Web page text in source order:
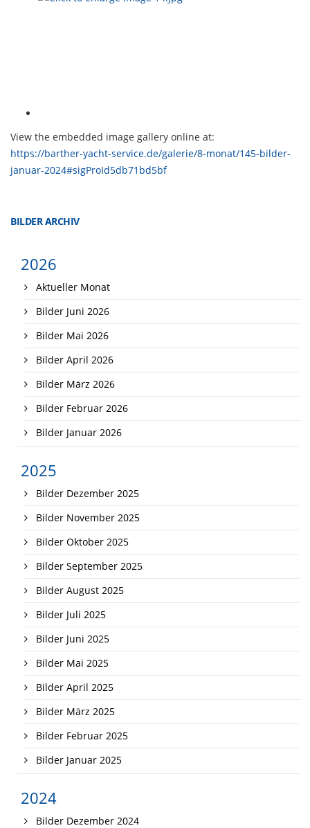
View the embedded image gallery online at:
https://barther-yacht-service.de/galerie/8-monat/145-bilder-
januar-2024#sigProId5db71bd5bf
BILDER ARCHIV
2026
Aktueller Monat
Bilder Juni 2026
Bilder Mai 2026
Bilder April 2026
Bilder März 2026
Bilder Februar 2026
Bilder Januar 2026
2025
Bilder Dezember 2025
Bilder November 2025
Bilder Oktober 2025
Bilder September 2025
Bilder August 2025
Bilder Juli 2025
Bilder Juni 2025
Bilder Mai 2025
Bilder April 2025
Bilder März 2025
Bilder Februar 2025
Bilder Januar 2025
2024
Bilder Dezember 2024